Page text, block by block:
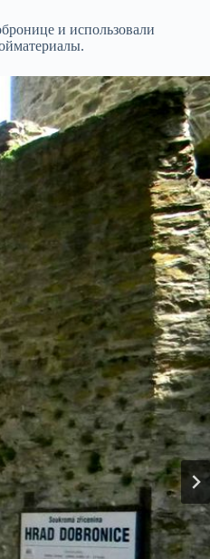
и использовали